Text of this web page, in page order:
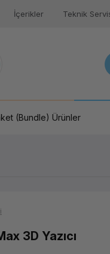
İçerikler Teknik
(Bundle) Ürünler
3D Yazıcı